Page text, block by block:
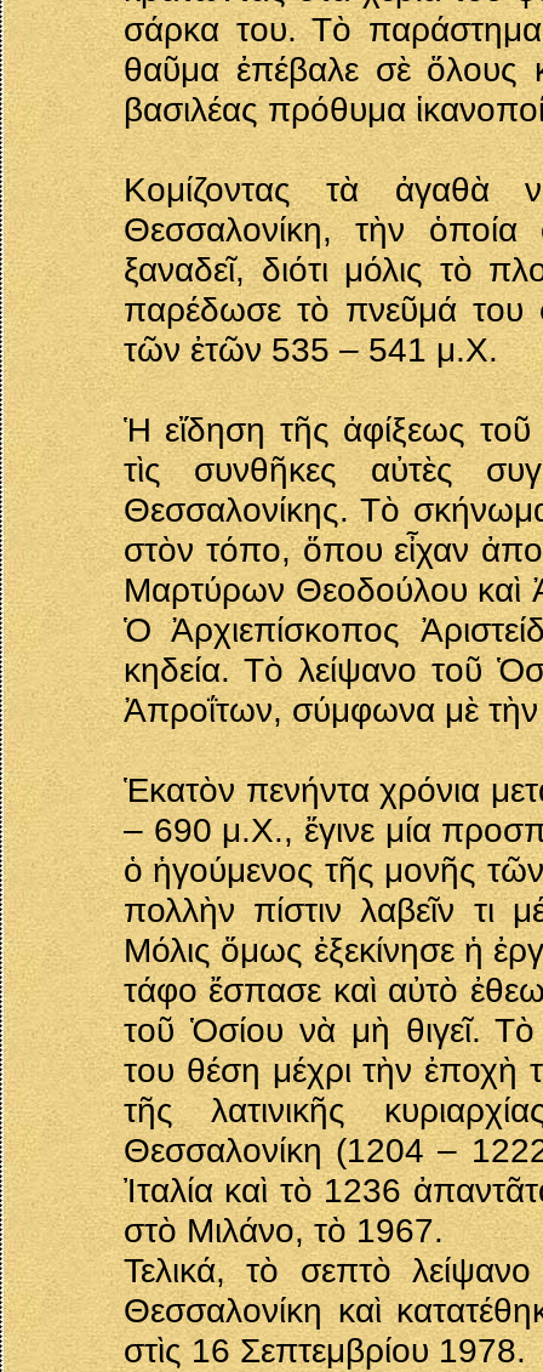
σάρκα του. Τὸ
θαῦμα ἐπέβαλε σὲ ὅλους
βασιλέας πρόθυμα
Κομίζοντας τὰ
Θεσσαλονίκη, τὴν
ξαναδεῖ, διότι μόλις τὸ
παρέδωσε τὸ πνεῦμά του
τῶν ἐτῶν 535 – 541 μ.Χ.
Ἡ εἴδηση τῆς ἀφίξεως
τὶς συνθῆκες αὐτὲς
Θεσσαλονίκης. Τὸ
στὸν τόπο, ὅπου εἶχαν
Μαρτύρων Θεοδούλου καὶ
Ὁ Ἀρχιεπίσκοπος
κηδεία. Τὸ λείψανο τοῦ
Ἀπροΐτων, σύμφωνα μὲ τὴν
Ἑκατὸν πενήντα χρόνια
– 690 μ.Χ., ἔγινε μία
ὁ ἡγούμενος τῆς μονῆς
πολλὴν πίστιν λαβεῖν τι
Μόλις ὅμως ἐξεκίνησε ἡ
τάφο ἔσπασε καὶ αὐτὸ
τοῦ Ὁσίου νὰ μὴ θιγεῖ. Τὸ
του θέση μέχρι τὴν
τῆς λατινικῆς
Θεσσαλονίκη (1204 –
Ἰταλία καὶ τὸ 1236
στὸ Μιλάνο, τὸ 1967.
Τελικά, τὸ σεπτὸ
Θεσσαλονίκη καὶ
στὶς 16 Σεπτεμβρίου 1978.